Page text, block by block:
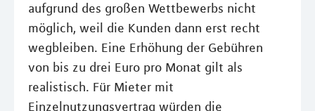
aufgrund des großen Wettbewerbs nicht
möglich, weil die Kunden dann erst recht
wegbleiben. Eine Erhöhung der Gebühren
von bis zu drei Euro pro Monat gilt als
realistisch. Für Mieter mit
Einzelnutzungsvertrag würden die